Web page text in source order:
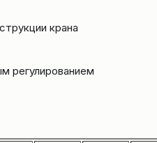
крана
регулированием